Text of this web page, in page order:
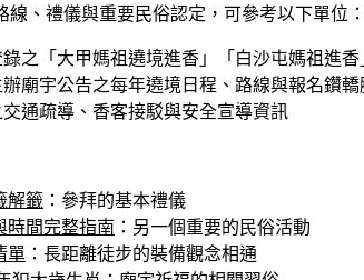
、禮儀與重要民俗認定，可參考以下單位：
之「大甲媽祖遶境進香」「白沙屯媽祖進
廟宇公告之每年遶境日程、路線與報名鑽轎
通疏導、香客接駁與安全宣導資訊
解籤 ：參拜的基本禮儀
時間完整指南 ：另一個重要的民俗活動
單 ：長距離徒步的裝備觀念相通